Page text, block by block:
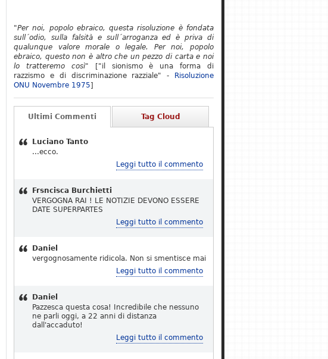
"Per noi, popolo ebraico, questa risoluzione è fondata
sull´odio, sulla falsità e sull´arroganza ed è priva di
qualunque valore morale o legale. Per noi, popolo
ebraico, questo non è altro che un pezzo di carta e noi
lo tratteremo così" ["il sionismo è una forma di
razzismo e di discriminazione razziale" -
Risoluzione
ONU Novembre 1975]
Ultimi Commenti Tag Cloud
Luciano Tanto
...ecco.
Leggi tutto il commento
Frsncisca Burchietti
VERGOGNA RAI ! LE NOTIZIE DEVONO ESSERE
DATE SUPERPARTES
Leggi tutto il commento
Daniel
vergognosamente ridicola. Non si smentisce mai
Leggi tutto il commento
Daniel
Pazzesca questa cosa! Incredibile che nessuno
ne parli oggi, a 22 anni di distanza
dall'accaduto!
Leggi tutto il commento